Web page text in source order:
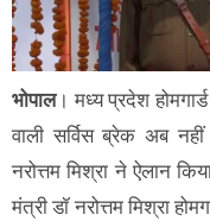
भोपाल। मध्य प्रदेश
वाली सर्विस ब्रेक अब
नरोत्तम मिश्रा ने ऐलान
मंत्री डॉ नरोत्तम मिश्रा